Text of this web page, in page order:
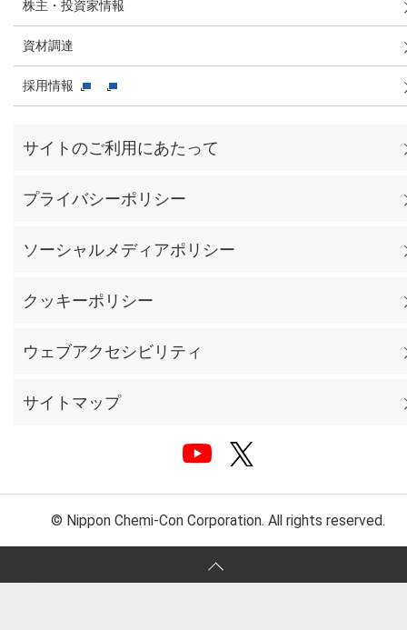
株主・投資家情報
資材調達
採用情報
サイトのご利用にあたって
プライバシーポリシー
ソーシャルメディアポリシー
クッキーポリシー
ウェブアクセシビリティ
サイトマップ
© Nippon Chemi-Con Corporation. All rights reserved.